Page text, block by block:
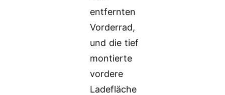
entfernten
Vorderrad,
und die tief
montierte
vordere
Ladefläche